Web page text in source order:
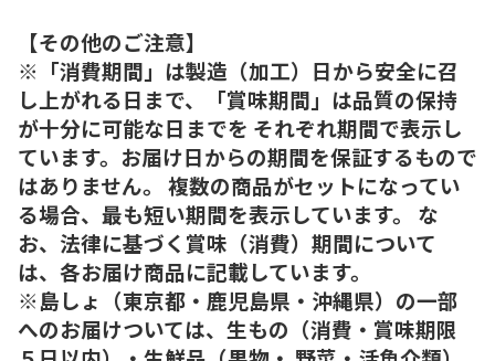
【その他のご注意】
※「消費期間」は製造（加工）日から安全に召
し上がれる日まで、「賞味期間」は品質の保持
が十分に可能な日までを それぞれ期間で表示し
ています。お届け日からの期間を保証するもので
はありません。 複数の商品がセットになってい
る場合、最も短い期間を表示しています。 な
お、法律に基づく賞味（消費）期間について
は、各お届け商品に記載しています。
※島しょ（東京都・鹿児島県・沖縄県）の一部
へのお届けついては、生もの（消費・賞味期限